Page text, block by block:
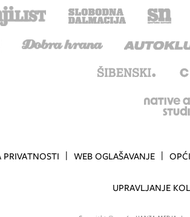
PRIVATNOSTI WEB OGLAŠAVANJE
UPRAVLJANJE